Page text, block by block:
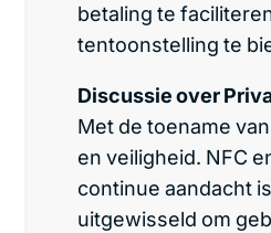
betaling te
tentoonstelling te
Discussie over
Met de toename
en veiligheid. NFC
continue aandacht
uitgewisseld om